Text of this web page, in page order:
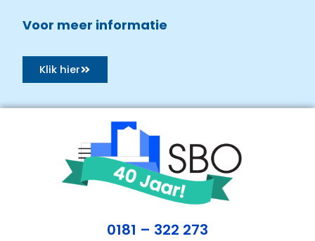
Voor meer informatie
Klik hier
0181 – 322 273